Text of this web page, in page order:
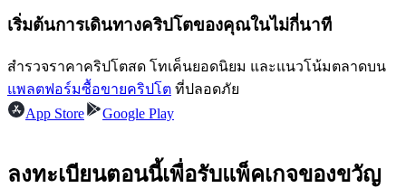
แนะนำ
เริ่มต้นการเดินทางคริปโตของคุณในไม่กี่นาที
สำรวจราคาคริปโตสด โทเค็นยอดนิยม และแนวโน้มตลาดบน
แพลตฟอร์มซื้อขายคริปโต ที่ปลอดภัย
App Store
Google Play
ลงทะเบียนตอนนี้เพื่อรับแพ็คเกจของขวัญ